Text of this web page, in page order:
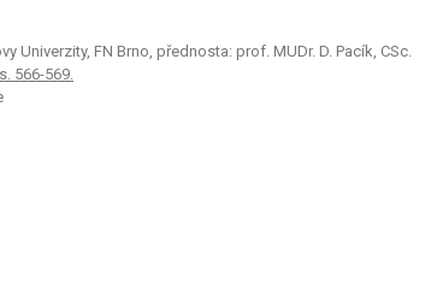
Univerzity, FN Brno, přednosta: prof. MUDr. D. Pacík, CSc.
566-569.